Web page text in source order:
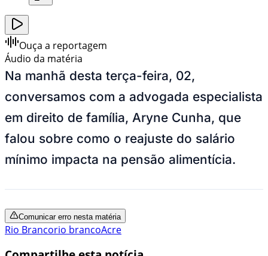
Ouça a reportagem
Áudio da matéria
Na manhã desta terça-feira, 02,
conversamos com a advogada especialista
em direito de família, Aryne Cunha, que
falou sobre como o reajuste do salário
mínimo impacta na pensão alimentícia.
Comunicar erro nesta matéria
Rio Brancorio brancoAcre